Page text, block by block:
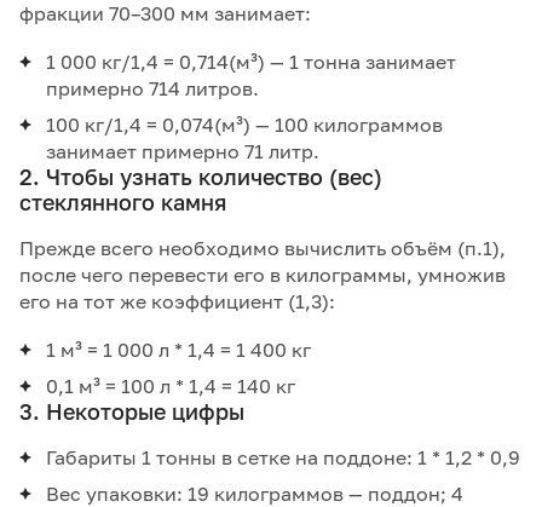
фракции 70–300 мм занимает:
1 000 кг/1,4 = 0,714(м³) — 1 тонна занимает
примерно 714 литров.
100 кг/1,4 = 0,074(м³) — 100 килограммов
занимает примерно 71 литр.
2. Чтобы узнать количество (вес)
стеклянного камня
Прежде всего необходимо вычислить объём (п.1),
после чего перевести его в килограммы, умножив
его на тот же коэффициент (1,3):
1 м³ = 1 000 л * 1,4 = 1 400 кг
0,1 м³ = 100 л * 1,4 = 140 кг
3. Некоторые цифры
Габариты 1 тонны в сетке на поддоне: 1 * 1,2 * 0,9
Вес упаковки: 19 килограммов — поддон; 4